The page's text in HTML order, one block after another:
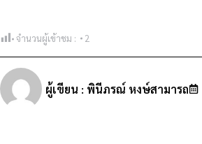
จำนวนผู้เข้าชม : 2
ผู้เขียน : พินีภรณ์ หงษ์สามารถ